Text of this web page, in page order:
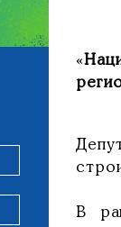
«
В